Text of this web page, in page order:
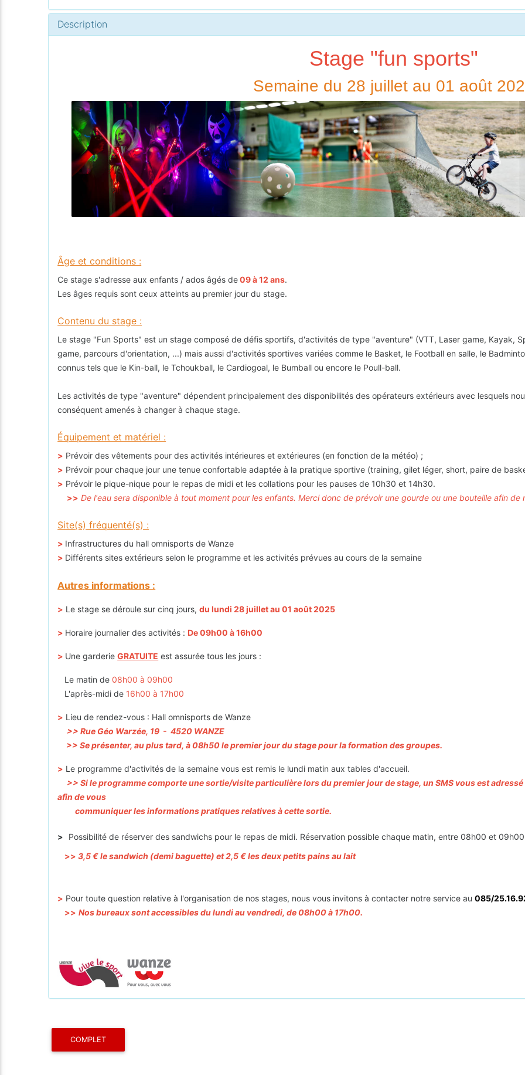
Description
Stage "fun sports"
Semaine du 28 juillet au 01 août
Âge et conditions :
Ce stage s'adresse aux enfants / ados âgés de09 à 12 ans.
Les âges requis sont ceux atteints au premier jour du stage.
Contenu du stage :
Le stage "Fun Sports" est un stage composé de défis sportifs, d'activités de type "aventure" (VTT, Laser game, Kayak,
game, parcours d'orientation, ...) mais aussi d'activités sportives variées comme le Basket, le Football en salle, le
connus tels que le Kin-ball, le Tchoukball, le Cardiogoal, le Bumball ou encore le Poull-ball.
Les activités de type "aventure" dépendent principalement des disponibilités des opérateurs extérieurs avec lesquels
conséquent amenés à changer à chaque stage.
Équipement et matériel :
> Prévoir des vêtements pour des activités intérieures et extérieures (en fonction de la météo) ;
> Prévoir pour chaque jour une tenue confortable adaptée à la pratique sportive (training, gilet léger, short, paire de
> Prévoir le pique-nique pour le repas de midi et les collations pour les pauses de 10h30 et 14h30.
>> De l'eau sera disponible à tout moment pour les enfants. Merci donc de prévoir une gourde ou une bouteille afin
Site(s) fréquenté(s) :
> Infrastructures du hall omnisports de Wanze
> Différents sites extérieurs selon le programme et les activités prévues au cours de la semaine
Autres informations :
> Le stage se déroule sur cinq jours,du lundi 28 juillet au 01 août 2025
> Horaire journalier des activités :De 09h00 à 16h00
> Une garderieGRATUITE est assurée tous les jours :
Le matin de08h00 à 09h00
L'après-midi de 16h00 à 17h00
> Lieu de rendez-vous : Hall omnisports de Wanze
>> Rue Géo Warzée, 19 - 4520 WANZE
>> Se présenter, au plus tard, à 08h50 le premier jour du stage pour la formation des groupes.
> Le programme d'activités de la semaine vous est remis le lundi matin aux tables d'accueil.
>> Si le programme comporte une sortie/visite particulière lors du premier jour de stage, un SMS vous est
afin de vous
communiquer les informations pratiques relatives à cette sortie.
> Possibilité de réserver des sandwichs pour le repas de midi. Réservation possible chaque matin, entre 08h00 et
>>3,5 € le sandwich (demi baguette) et 2,5 € les deux petits pains au lait
> Pour toute question relative à l'organisation de nos stages, nous vous invitons à contacter notre service au085/
>> Nos bureaux sont accessibles du lundi au vendredi, de 08h00 à 17h00.
COMPLET